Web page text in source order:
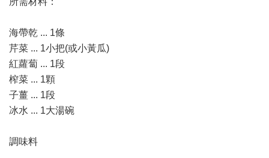
海帶乾 ... 1條
芹菜 ... 1小把(或小黃瓜)
紅蘿蔔 ... 1段
榨菜 ... 1顆
子薑 ... 1段
冰水 ... 1大湯碗
調味料